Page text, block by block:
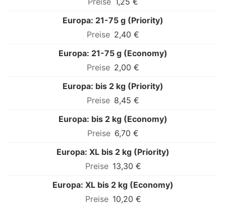
Europa: 21-75 g (Priority)
2,40 €
Europa: 21-75 g (Economy)
2,00 €
Europa: bis 2 kg (Priority)
8,45 €
Europa: bis 2 kg (Economy)
6,70 €
Europa: XL bis 2 kg (Priority)
13,30 €
Europa: XL bis 2 kg (Economy)
10,20 €